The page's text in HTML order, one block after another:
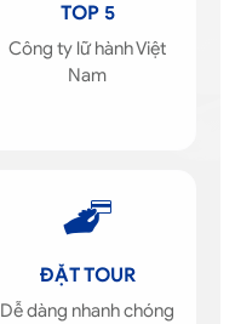
TOP 5
Công ty lữ hành Việt
Nam
ĐẶT TOUR
Dễ dàng nhanh chóng